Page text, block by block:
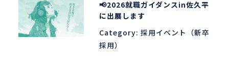
📢2026就職ガイダンスin佐久平
に出展します
Category: 採用イベント（新卒
採用）